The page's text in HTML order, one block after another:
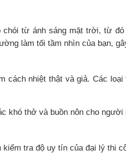
chói từ ánh sáng mặt trời, từ
làm tối tầm nhìn của bạn,
cách nhiệt thật và giả. Các
khó thở và buồn nôn cho
tra độ uy tín của đại lý thi